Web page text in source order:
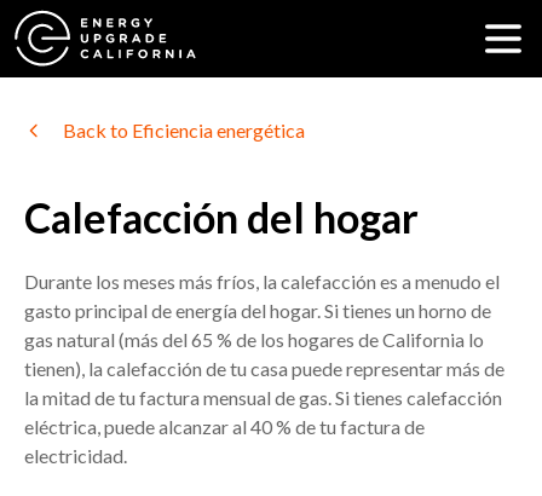
Back to Eficiencia energética
Calefacción del hogar
Durante los meses más fríos, la calefacción es a menudo el
gasto principal de energía del hogar. Si tienes un horno de
gas natural (más del 65 % de los hogares de California lo
tienen), la calefacción de tu casa puede representar más de
la mitad de tu factura mensual de gas. Si tienes calefacción
eléctrica, puede alcanzar al 40 % de tu factura de
electricidad.